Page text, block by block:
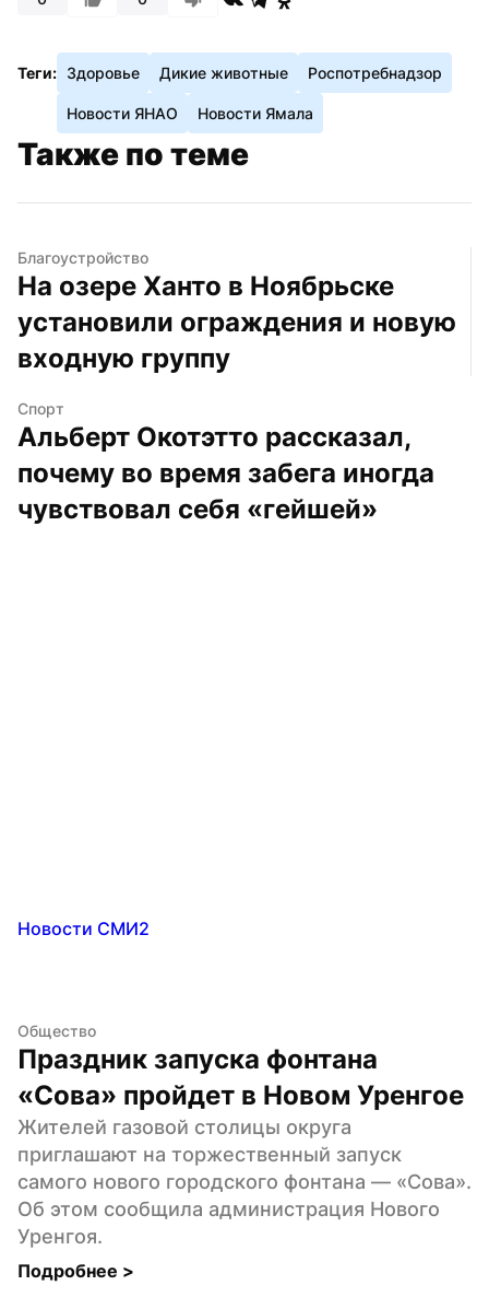
Теги: Здоровье Дикие животные Роспотребнадзор
Новости ЯНАО Новости Ямала
Также по теме
Благоустройство
На озере Ханто в Ноябрьске
установили ограждения и новую
входную группу
Спорт
Альберт Окотэтто рассказал,
почему во время забега иногда
чувствовал себя «гейшей»
Новости СМИ2
Общество
Праздник запуска фонтана
«Сова» пройдет в Новом Уренгое
Жителей газовой столицы округа
приглашают на торжественный запуск
самого нового городского фонтана — «Сова».
Об этом сообщила администрация Нового
Уренгоя.
Подробнее >